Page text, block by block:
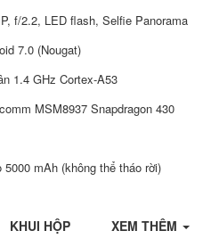
f/2.2, LED flash, Selfie Panorama
7.0 (Nougat)
1.4 GHz Cortex-A53
MSM8937 Snapdragon 430
5000 mAh (không thể tháo rời)
XEM THÊM
KHUI HỘP